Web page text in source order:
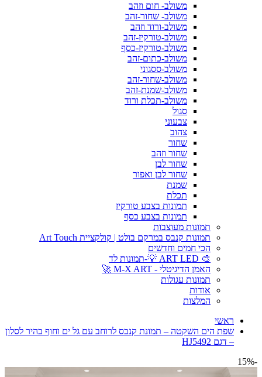
משולב- חום וזהב
משולב- שחור-זהב
משולב-ורוד וזהב
משולב-טורקיז-זהב
משולב-טורקיז-כסף
משולב-כתום-זהב
משולב-ססגוני
משולב-שחור-זהב
משולב-שמנת-זהב
משולב-תכלת ורוד
סגול
צבעוני
צהוב
שחור
שחור וזהב
שחור לבן
שחור לבן ואפור
שמנת
תכלת
תמונות בצבע טורקיז
תמונות בצבע כסף
תמונות מעוצבות
תמונות קנבס במרקם בולט | קולקציית Art Touch
הכי חמים וחדשים
🎨 ART LED 💡-תמונות לד
האמן הדיגיטלי - M-X ART 🚀
תמונות עגולות
אודות
המלצות
ראשי
שפת הים השקטה – תמונת קנבס לרוחב עם גל ים וחוף בהיר לסלון
– דגם HJ5492
-15%